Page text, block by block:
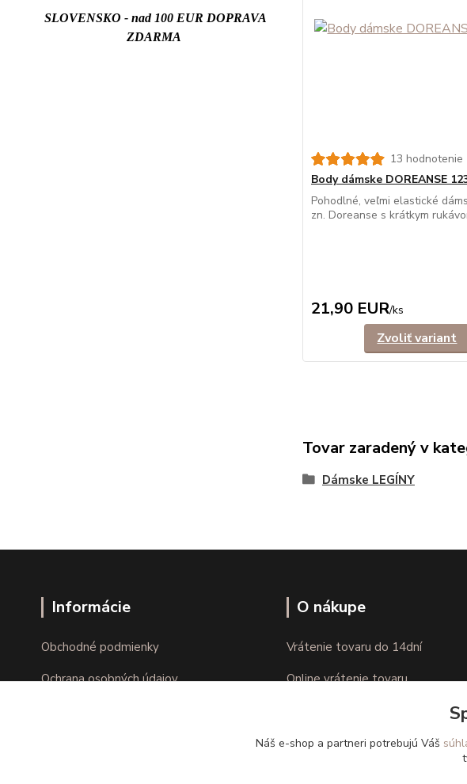
SLOVENSKO - nad 100 EUR DOPRAVA
ZDARMA
13 hodnotenie
Body dámske DOREANSE
Pohodlné, veľmi elastické
zn. Doreanse s krátkym
21,90 EUR/ks
Zvoliť variant
Tovar zaradený v
Dámske LEGÍNY
Informácie
Obchodné podmienky
Ochrana osobných údajov
O nákupe
Vrátenie tovaru do 14dní
Online vrátenie tovaru
Náš e-shop a partneri potrebujú Váš